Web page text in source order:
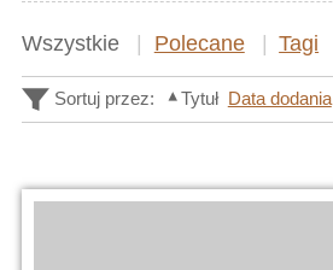
Wszystkie Polecane Tagi
Sortuj przez: Tytuł Data dodania